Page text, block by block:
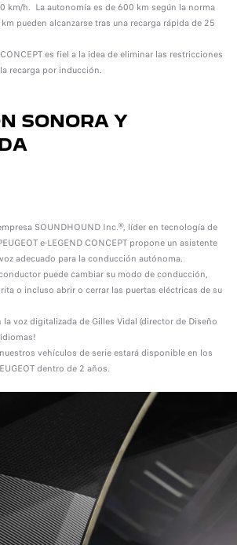
km/h. La autonomía es de 600 km según la norma
pueden alcanzarse tras una recarga rápida de 25
CONCEPT es fiel a la idea de eliminar las restricciones
recarga por inducción.
SONORA Y
SOUNDHOUND Inc.®, líder en tecnología de
e-LEGEND CONCEPT propone un asistente
adecuado para la conducción autónoma.
puede cambiar su modo de conducción,
o incluso abrir o cerrar las puertas eléctricas de su
voz digitalizada de Gilles Vidal (director de Diseño
idiomas!
vehículos de serie estará disponible en los
dentro de 2 años.